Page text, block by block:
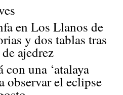
en Los Llanos de
y dos tablas tras
ajedrez
con una ‘atalaya
observar el eclipse